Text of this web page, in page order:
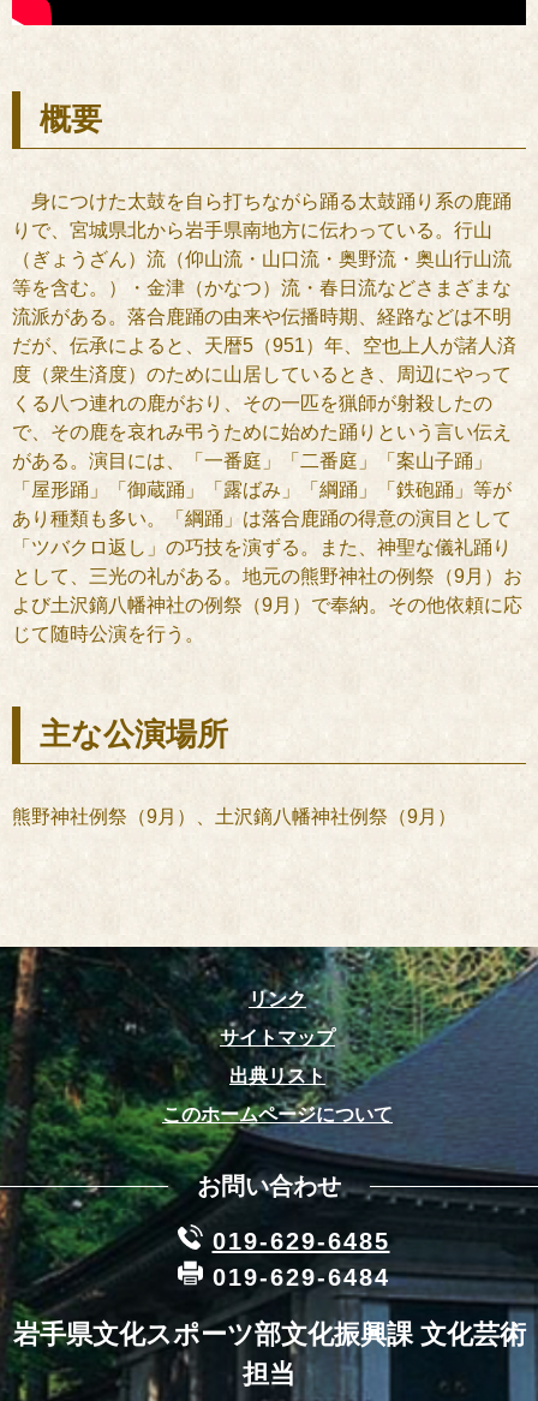
概要
身につけた太鼓を自ら打ちながら踊る太鼓踊り系の鹿踊
りで、宮城県北から岩手県南地方に伝わっている。行山
（ぎょうざん）流（仰山流・山口流・奥野流・奥山行山流
等を含む。）・金津（かなつ）流・春日流などさまざまな
流派がある。落合鹿踊の由来や伝播時期、経路などは不明
だが、伝承によると、天暦5（951）年、空也上人が諸人済
度（衆生済度）のために山居しているとき、周辺にやって
くる八つ連れの鹿がおり、その一匹を猟師が射殺したの
で、その鹿を哀れみ弔うために始めた踊りという言い伝え
がある。演目には、「一番庭」「二番庭」「案山子踊」
「屋形踊」「御蔵踊」「露ばみ」「綱踊」「鉄砲踊」等が
あり種類も多い。「綱踊」は落合鹿踊の得意の演目として
「ツバクロ返し」の巧技を演ずる。また、神聖な儀礼踊り
として、三光の礼がある。地元の熊野神社の例祭（9月）お
よび土沢鏑八幡神社の例祭（9月）で奉納。その他依頼に応
じて随時公演を行う。
主な公演場所
熊野神社例祭（9月）、土沢鏑八幡神社例祭（9月）
リンク
サイトマップ
出典リスト
このホームページについて
お問い合わせ
019-629-6485
019-629-6484
岩手県文化スポーツ部文化振興課 文化芸術
担当